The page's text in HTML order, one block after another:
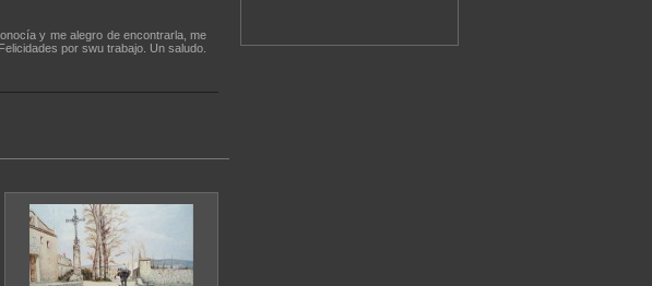
y me alegro de encontrarla, me
por swu trabajo. Un saludo.